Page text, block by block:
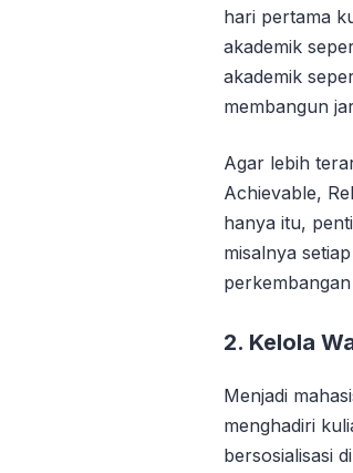
hari pertama
akademik
akademik
membangun
Agar lebih
Achievable,
hanya itu,
misalnya
2. Kelola
Menjadi
menghadiri
bersosialisasi